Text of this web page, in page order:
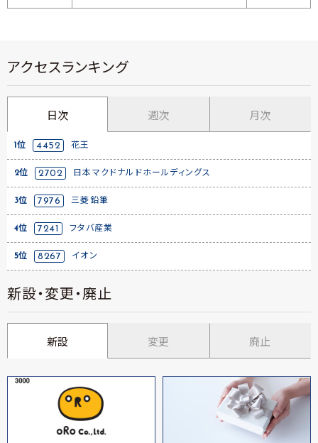
アクセスランキング
日次 週次 月次
1位 4452 花王
2位 2702 日本マクドナルドホールディングス
3位 7976 三菱鉛筆
4位 7241 フタバ産業
5位 8267 イオン
新設・変更・廃止
新設 変更 廃止